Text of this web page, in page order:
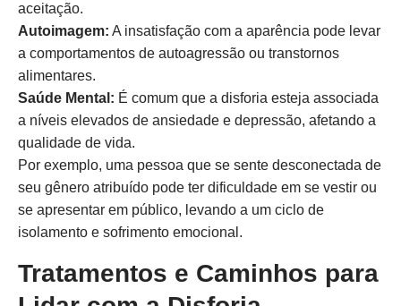
aceitação.
Autoimagem: A insatisfação com a aparência pode levar
a comportamentos de autoagressão ou transtornos
alimentares.
Saúde Mental: É comum que a disforia esteja associada
a níveis elevados de ansiedade e depressão, afetando a
qualidade de vida.
Por exemplo, uma pessoa que se sente desconectada de
seu gênero atribuído pode ter dificuldade em se vestir ou
se apresentar em público, levando a um ciclo de
isolamento e sofrimento emocional.
Tratamentos e Caminhos para